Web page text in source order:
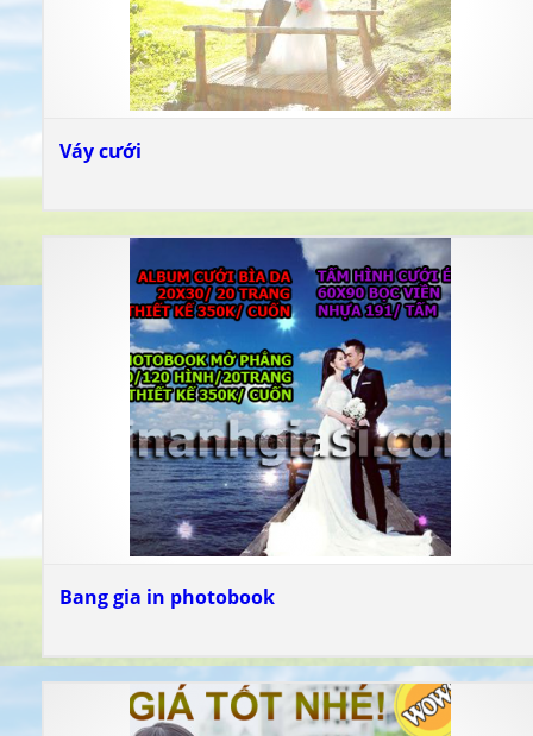
Váy cưới
Bang gia in photobook